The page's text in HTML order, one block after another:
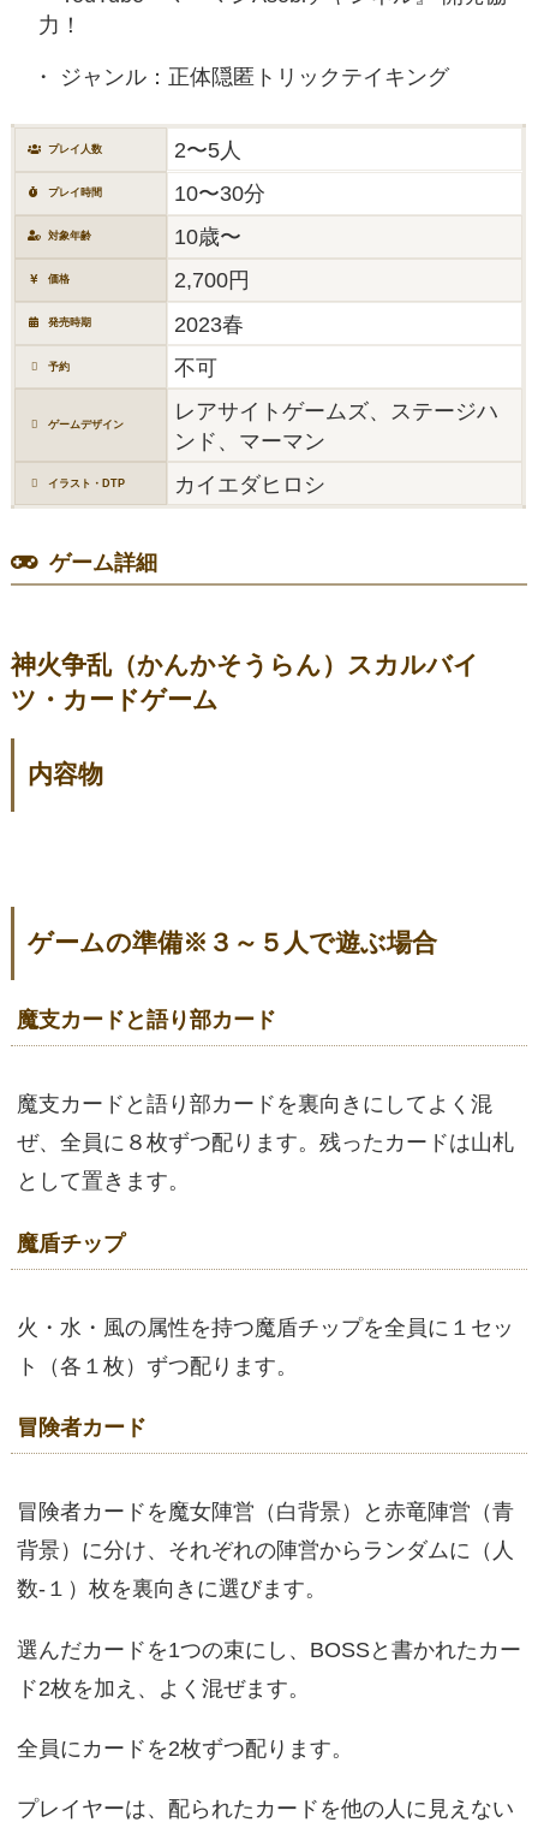
力！
ジャンル：正体隠匿トリックテイキング
プレイ人数 2〜5人
プレイ時間 10〜30分
対象年齢 10歳〜
価格 2,700円
発売時期 2023春
予約 不可
ゲームデザイン
レアサイトゲームズ、ステージハ
ンド、マーマン
イラスト・DTP カイエダヒロシ
ゲーム詳細
神火争乱（かんかそうらん）スカルバイ
ツ・カードゲーム
内容物
ゲームの準備※３～５人で遊ぶ場合
魔支カードと語り部カード
魔支カードと語り部カードを裏向きにしてよく混
ぜ、全員に８枚ずつ配ります。残ったカードは山札
として置きます。
魔盾チップ
火・水・風の属性を持つ魔盾チップを全員に１セッ
ト（各１枚）ずつ配ります。
冒険者カード
冒険者カードを魔女陣営（白背景）と赤竜陣営（青
背景）に分け、それぞれの陣営からランダムに（人
数-１）枚を裏向きに選びます。
選んだカードを1つの束にし、BOSSと書かれたカー
ド2枚を加え、よく混ぜます。
全員にカードを2枚ずつ配ります。
プレイヤーは、配られたカードを他の人に見えない